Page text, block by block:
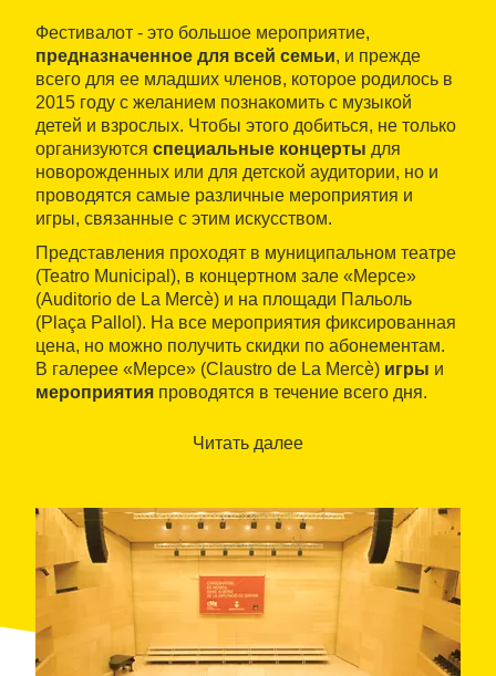
Фестивалот - это большое мероприятие,
предназначенное для всей семьи, и прежде
всего для ее младших членов, которое родилось в
2015 году с желанием познакомить с музыкой
детей и взрослых. Чтобы этого добиться, не только
организуются специальные концерты для
новорожденных или для детской аудитории, но и
проводятся самые различные мероприятия и
игры, связанные с этим искусством.
Представления проходят в муниципальном театре
(Teatro Municipal), в концертном зале «Мерсе»
(Auditorio de La Mercè) и на площади Пальоль
(Plaça Pallol). На все мероприятия фиксированная
цена, но можно получить скидки по абонементам.
В галерее «Мерсе» (Claustro de La Mercè) игры и
мероприятия проводятся в течение всего дня.
таких ведущих каталонских групп, как Gossos, Els
Жирона, которые предлагаютдетские меню
всего по 5 евро. Также проводятся
дополнительные мероприятия для отцов и
матерей.
Читать далее